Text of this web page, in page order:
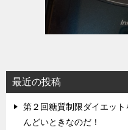
最近の投稿
第２回糖質制限ダイエッ
んどいときなのだ！